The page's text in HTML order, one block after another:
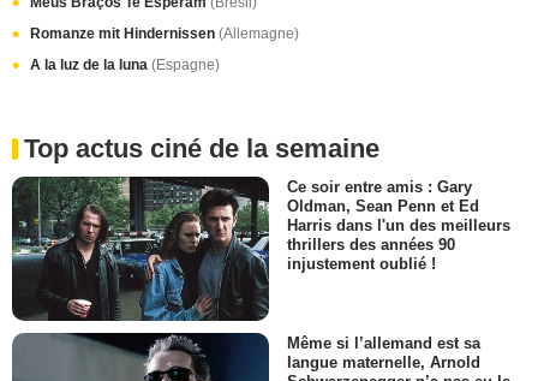
Romanze mit Hindernissen (Allemagne)
A la luz de la luna (Espagne)
Top actus ciné de la semaine
Ce soir entre amis : Gary
Oldman, Sean Penn et Ed
Harris dans l'un des meilleurs
thrillers des années 90
injustement oublié !
Même si l’allemand est sa
langue maternelle, Arnold